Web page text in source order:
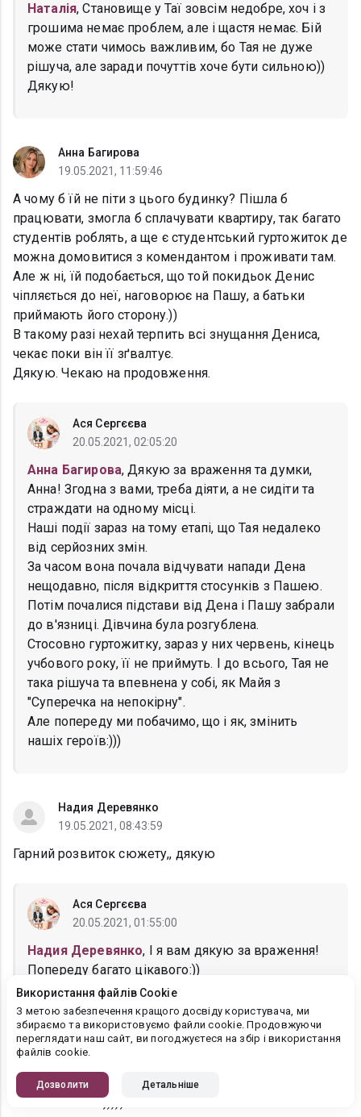
Наталія, Становище у Таї зовсім недобре, хоч і з
грошима немає проблем, але і щастя немає. Бій
може стати чимось важливим, бо Тая не дуже
рішуча, але заради почуттів хоче бути сильною))
Дякую!
Анна Багирова
19.05.2021, 11:59:46
А чому б їй не піти з цього будинку? Пішла б
працювати, змогла б сплачувати квартиру, так багато
студентів роблять, а ще є студентський гуртожиток де
можна домовитися з комендантом і проживати там.
Але ж ні, їй подобається, що той покидьок Денис
чіпляється до неї, наговорює на Пашу, а батьки
приймають його сторону.))
В такому разі нехай терпить всі знущання Дениса,
чекає поки він її зґвалтує.
Дякую. Чекаю на продовження.
Ася Сергєєва
20.05.2021, 02:05:20
Анна Багирова, Дякую за враження та думки,
Анна! Згодна з вами, треба діяти, а не сидіти та
страждати на одному місці.
Наші події зараз на тому етапі, що Тая недалеко
від серйозних змін.
За часом вона почала відчувати напади Дена
нещодавно, після відкриття стосунків з Пашею.
Потім почалися підстави від Дена і Пашу забрали
до в'язниці. Дівчина була розгублена.
Стосовно гуртожитку, зараз у них червень, кінець
учбового року, її не приймуть. І до всього, Тая не
така рішуча та впевнена у собі, як Майя з
"Суперечка на непокірну".
Але попереду ми побачимо, що і як, змінить
нашіх героїв:)))
Надия Деревянко
19.05.2021, 08:43:59
Гарний розвиток сюжету,, дякую
Ася Сергєєва
20.05.2021, 01:55:00
Надия Деревянко, І я вам дякую за враження!
Попереду багато цікавого:))
Марійка
18.05.2021, 22:56:44
Ура!!! Я хотіла історію Паші❤ Вітаю з
новиночкою!!!)))))
Використання файлів Cookie
З метою забезпечення кращого досвіду користувача, ми
збираємо та використовуємо файли cookie. Продовжуючи
переглядати наш сайт, ви погоджуєтеся на збір і використання
файлів cookie.
Дозволити Детальніше